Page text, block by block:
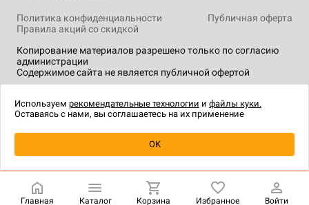
Уведомить о наличии
Копирование материалов разрешено только по согласию
администрации
Содержимое сайта не является публичной офертой
Политика конфиденциальности
Публичная оферта
Правила акций со скидкой
технологии.
Главная Каталог Корзина Избранное Войти
Используем рекомендательные технологии и файлы куки.
Оставаясь с нами, вы соглашаетесь на их применение
OK